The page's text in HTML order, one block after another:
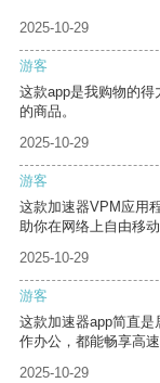
2025-10-29
游客
这款app是我购物的
的商品。
2025-10-29
游客
这款加速器VPM应用
助你在网络上自由移动
2025-10-29
游客
这款加速器app简直
作办公，都能畅享高
2025-10-29